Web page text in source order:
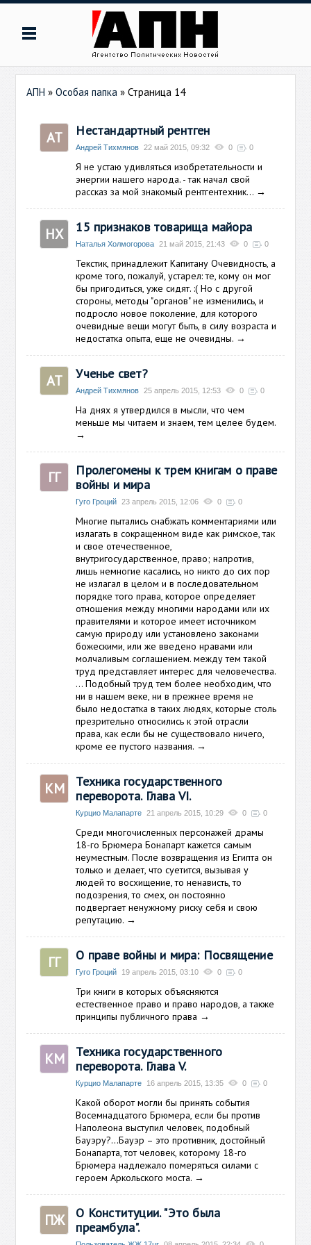
АПН »Особая папка » Страница 14
АТ Нестандартный рентген
Андрей Тихмянов 22 май 2015, 09:32 0 0
Я не устаю удивляться изобретательности и
энергии нашего народа. - так начал свой
рассказ за мой знакомый рентгентехник... →
НХ 15 признаков товарища майора
Наталья Холмогорова 21 май 2015, 21:43 0 0
Текстик, принадлежит Капитану Очевидность, а
кроме того, пожалуй, устарел: те, кому он мог
бы пригодиться, уже сидят. :( Но с другой
стороны, методы "органов" не изменились, и
подросло новое поколение, для которого
очевидные вещи могут быть, в силу возраста и
недостатка опыта, еще не очевидны. →
АТ Ученье свет?
Андрей Тихмянов 25 апрель 2015, 12:53 0 0
На днях я утвердился в мысли, что чем
меньше мы читаем и знаем, тем целее будем.
→
ГГ
Пролегомены к трем книгам о праве
войны и мира
Гуго Гроций 23 апрель 2015, 12:06 0 0
Многие пытались снабжать комментариями или
излагать в сокращенном виде как римское, так
и свое отечественное,
внутригосударственное, право; напротив,
лишь немногие касались, но никто до сих пор
не излагал в целом и в последовательном
порядке того права, которое определяет
отношения между многими народами или их
правителями и которое имеет источником
самую природу или установлено законами
божескими, или же введено нравами или
молчаливым соглашением. между тем такой
труд представляет интерес для человечества.
... Подобный труд тем более необходим, что
ни в нашем веке, ни в прежнее время не
было недостатка в таких людях, которые столь
презрительно относились к этой отрасли
права, как если бы не существовало ничего,
кроме ее пустого названия. →
КМ
Техника государственного
переворота. Глава VI.
Курцио Малапарте 21 апрель 2015, 10:29 0 0
Среди многочисленных персонажей драмы
18-го Брюмера Бонапарт кажется самым
неуместным. После возвращения из Египта он
только и делает, что суетится, вызывая у
людей то восхищение, то ненависть, то
подозрения, то смех, он постоянно
подвергает ненужному риску себя и свою
репутацию. →
ГГ О праве войны и мира: Посвящение
Гуго Гроций 19 апрель 2015, 03:10 0 0
Три книги в которых объясняются
естественное право и право народов, а также
принципы публичного права →
КМ
Техника государственного
переворота. Глава V.
Курцио Малапарте 16 апрель 2015, 13:35 0 0
Какой оборот могли бы принять события
Восемнадцатого Брюмера, если бы против
Наполеона выступил человек, подобный
Бауэру?...Бауэр – это противник, достойный
Бонапарта, тот человек, которому 18-го
Брюмера надлежало померяться силами с
героем Аркольского моста. →
ПЖ
О Конституции. "Это была
преамбула".